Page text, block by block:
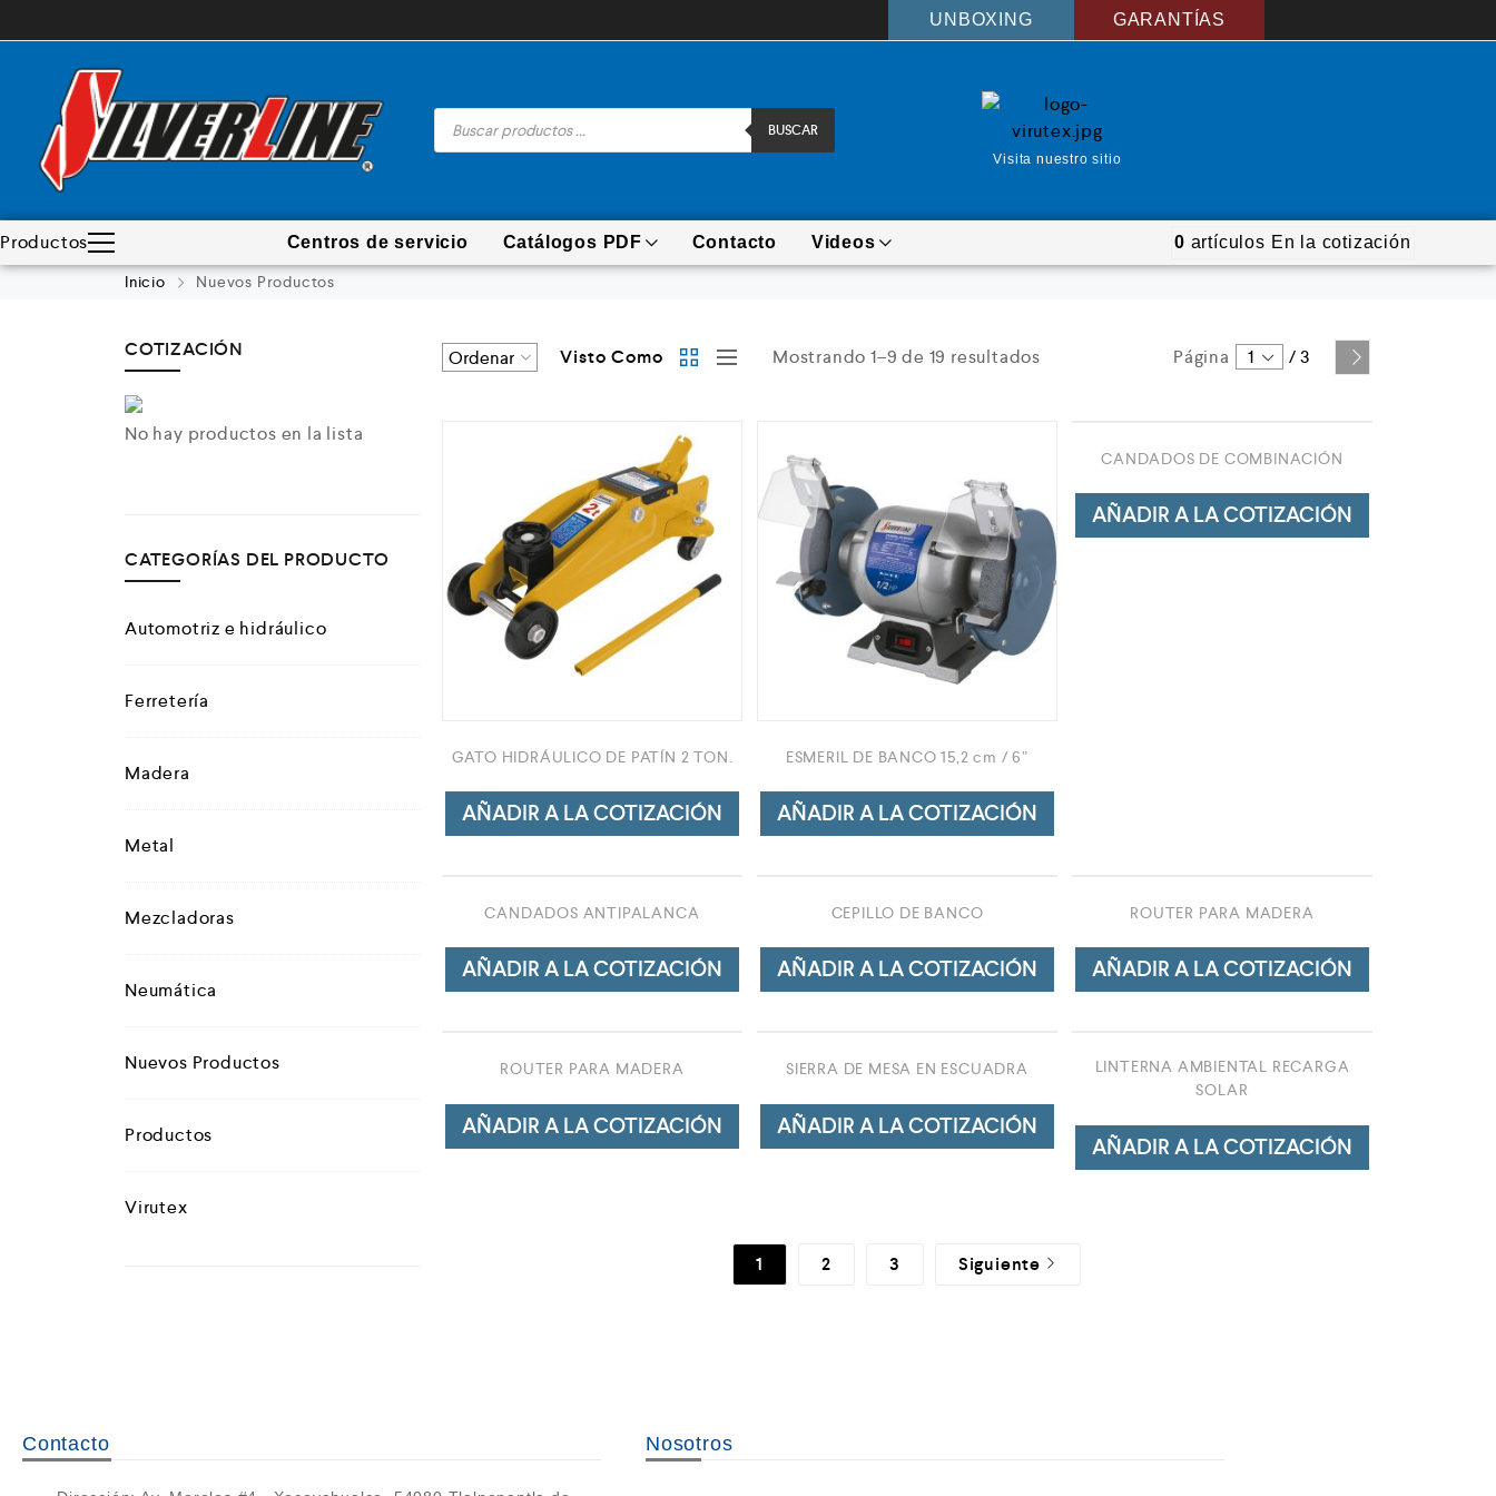
UNBOXING GARANTÍAS
BUSCAR
Visita nuestro sitio
Productos
Madera
Automotriz e hidráulico
Centros de servicio Catálogos PDF Contacto Videos 0 artículos En la cotización
Inicio Nuevos Productos
COTIZACIÓN
No hay productos en la lista
CATEGORÍAS DEL PRODUCTO
Automotriz e hidráulico
Ferretería
Madera
Metal
Mezcladoras
Neumática
Nuevos Productos
Productos
Virutex
Visto Como Mostrando 1–9 de 19 resultados Página 1 /3
GATO HIDRÁULICO DE PATÍN 2 TON.
AÑADIR A LA COTIZACIÓN
ESMERIL DE BANCO 15,2 cm / 6”
AÑADIR A LA COTIZACIÓN
CANDADOS DE COMBINACIÓN
AÑADIR A LA COTIZACIÓN
CANDADOS ANTIPALANCA
AÑADIR A LA COTIZACIÓN
CEPILLO DE BANCO
AÑADIR A LA COTIZACIÓN
ROUTER PARA MADERA
AÑADIR A LA COTIZACIÓN
ROUTER PARA MADERA
AÑADIR A LA COTIZACIÓN
SIERRA DE MESA EN ESCUADRA
AÑADIR A LA COTIZACIÓN
LINTERNA AMBIENTAL RECARGA
SOLAR
AÑADIR A LA COTIZACIÓN
1 2 3 Siguiente
Contacto Nosotros